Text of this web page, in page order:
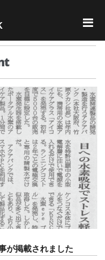
が掲載されました